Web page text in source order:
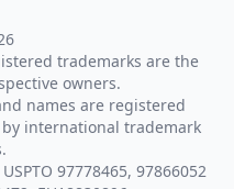
trademarks are the
owners.
names are registered
international trademark
97778465, 97866052